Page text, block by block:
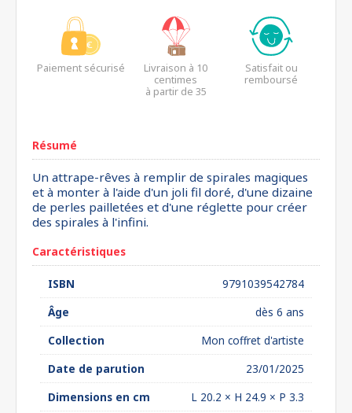
Paiement sécurisé
Livraison à 10
centimes
à partir de 35
Satisfait ou
remboursé
Résumé
Un attrape-rêves à remplir de spirales magiques
et à monter à l'aide d'un joli fil doré, d'une dizaine
de perles pailletées et d'une réglette pour créer
des spirales à l'infini.
Caractéristiques
ISBN
9791039542784
Âge
dès 6 ans
Collection
Mon coffret d'artiste
Date de parution
23/01/2025
Dimensions en cm
L 20.2 × H 24.9 × P 3.3